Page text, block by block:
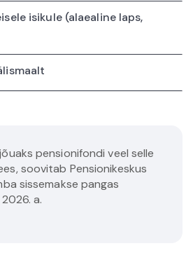
isikule (alaealine laps,
pensionifondi veel selle
soovitab Pensionikeskus
sissemakse pangas
a.